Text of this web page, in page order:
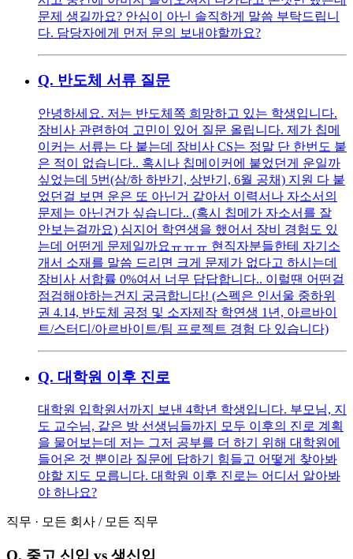
문제 생길까요? 안심이 아닌 솔직하게 말씀 부탁드립니
다. 담당자에게 먼저 문의 보내야할까요?
Q. 반도체 서류 질문
안녕하세요. 저는 반도체쪽 희망하고 있는 학생입니다.
장비사 관련하여 고민이 있어 질문 올립니다. 제가 칩메
이커는 서류는 다 붙는데 장비사 CS는 정말 단 한번도 붙
은 적이 없습니다.. 혹시나 칩메이커에 붙었던게 운일까
싶었는데 5번(삼/하 하반기, 상반기, 6월 공채) 지원 다 붙
었던걸 보면 운은 또 아닌거 같아서 이력서나 자소서의
문제는 아닌건가 싶습니다.. (혹시 칩메가 자소서를 잘
안보는걸까요) 심지어 학연생을 했어서 장비 경험도 있
는데 어떤게 문제일까요ㅠㅠㅠ 현직자분들한테 자기소
개서 소재를 말씀 드리면 크게 문제가 없다고 하시는데
장비사 서합률 0%여서 너무 답답합니다.. 이럴땐 어떤걸
점검해야하는건지 궁금합니다! (스펙은 인서울 중하위
권 4.14, 반도체 공정 및 소자제작 학연생 1년, 아르바이
트/스터디/아르바이트/팀 프로젝트 경험 다 있습니다)
Q. 대학원 이후 진로
대학원 입학원서까지 보낸 4학년 학생입니다. 부모님, 지
도 교수님, 같은 방 선생님들까지 모두 이후의 진로 계획
을 물어보는데 저는 그저 공부를 더 하기 위해 대학원에
들어온 것 뿐이라 질문에 답하기 힘들고 어떻게 찾아봐
야할 지도 모릅니다. 대학원 이후 진로는 어디서 알아봐
야 하나요?
직무 · 모든 회사 / 모든 직무
Q. 중고 신입 vs 생신입